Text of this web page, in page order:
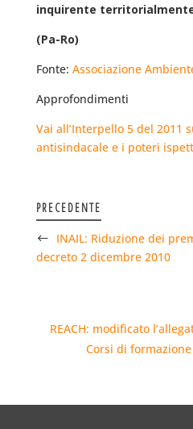
inquirente
(Pa-Ro)
Fonte: Associazione
Approfondimenti
Vai all’Interpello 5 del 2011
antisindacale e i poteri
PRECEDENTE
INAIL: Riduzione dei
decreto 2 dicembre 2010
REACH: modificato
Corsi di formazione